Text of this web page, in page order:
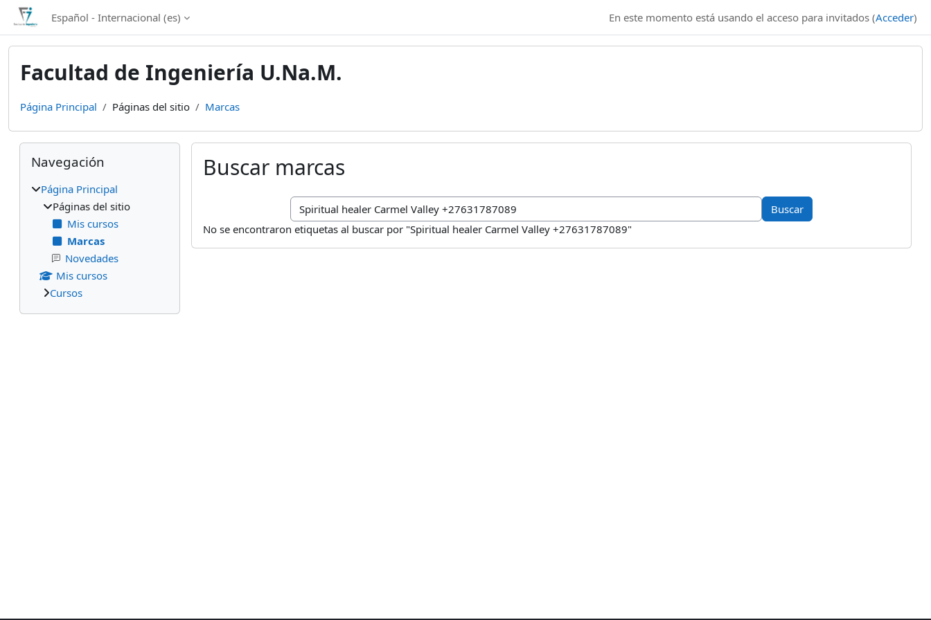
Salta al contenido principal
Español - Internacional ‎(es)‎ En este momento está usando el acceso para invitados (Acceder)
Facultad de Ingeniería U.Na.M.
Página Principal Páginas del sitio Marcas
Buscar marcas
Buscar marcas
No se encontraron etiquetas al buscar por "Spiritual healer Carmel Valley +27631787089"
Bloques
Salta Navegación
Navegación
Página Principal
Páginas del sitio
Mis cursos
Marcas
Novedades
Mis cursos
Cursos